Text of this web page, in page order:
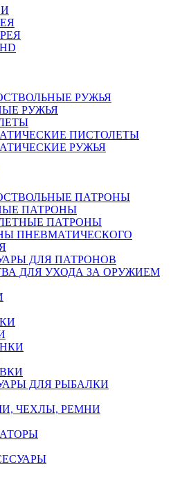
РУЖЬЯ
РУЖЬЯ
ПИСТОЛЕТЫ
РУЖЬЯ
ПАТРОНЫ
ПАТРОНЫ
ПАТРОНЫ
ПНЕВМАТИЧЕСКОГО
ДЛЯ ПАТРОНОВ
ДЛЯ УХОДА ЗА ОРУЖИЕМ
ДЛЯ РЫБАЛКИ
ЧЕХЛЫ, РЕМНИ